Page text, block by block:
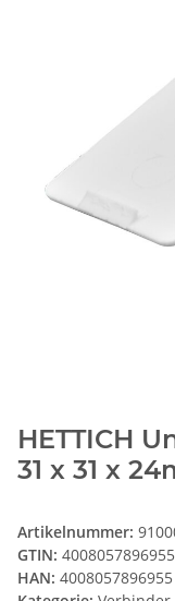
HETTICH
31 x 31 x
Artikelnummer:
GTIN: 4008057896955
HAN: 4008057896955